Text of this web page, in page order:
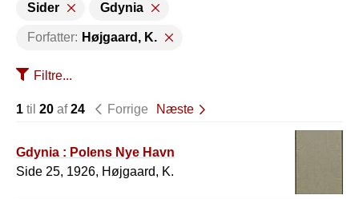
Sider Gdynia
Forfatter: Højgaard, K.
Filtre...
1 til 20 af24 Forrige Næste
Gdynia : Polens Nye Havn
Side 25, 1926, Højgaard, K.